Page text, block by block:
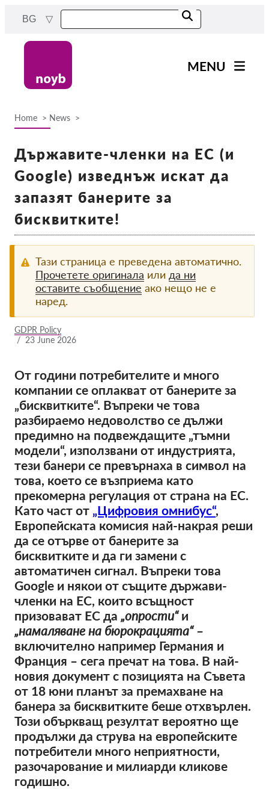
content
BG
MENU
Exercise your rights!
Подкрепете ни!
Членство
Дарения
Member Login
За нас
Екип
Годишни доклади
Често задавани въпроси
Работни места
Колективни искове
OnionShare
медии
Контакт
GDPRhub
Home News
Държавите-членки на ЕС (и
Google) изведнъж искат да
запазят банерите за
бисквитките!
Тази страница е преведена автоматично.
Прочетете оригинала или да ни
оставите съобщение ако нещо не е
наред.
GDPR Policy
/ 23 June 2026
От години потребителите и много
компании се оплакват от банерите за
„бисквитките“. Въпреки че това
разбираемо недоволство се дължи
предимно на подвеждащите „тъмни
модели“, използвани от индустрията,
тези банери се превърнаха в символ на
това, което се възприема като
прекомерна регулация от страна на ЕС.
Като част от „Цифровия омнибус“,
Европейската комисия най-накрая реши
да се отърве от банерите за
бисквитките и да ги замени с
автоматичен сигнал. Въпреки това
Google и някои от същите държави-
членки на ЕС, които всъщност
призовават ЕС да „опрости“и
„намаляване на бюрокрацията“–
включително например Германия и
Франция – сега пречат на това. В най-
новия документ с позицията на Съвета
от 18 юни планът за премахване на
банера за бисквитките беше отхвърлен.
Този объркващ резултат вероятно ще
продължи да струва на европейските
потребители много неприятности,
разочарование и милиарди кликове
годишно.